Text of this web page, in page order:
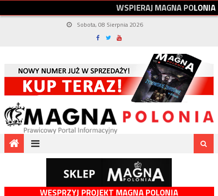
WSPIERAJMAGNAPOLONIA
Sobota, 08 Sierpnia 2026
WESPRZYJ PROJEKT MAGNA POLONIA